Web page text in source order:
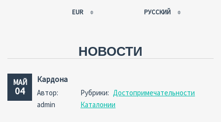
EUR
RUB
CNY
РУССКИЙ
ESPAÑOL
НОВОСТИ
МАЙ
04
Кардона
Автор:
admin
Рубрики: Достопримечательности
Каталонии